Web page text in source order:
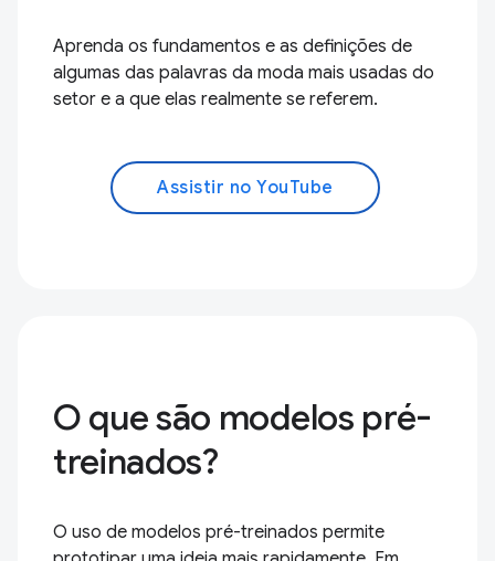
Aprenda os fundamentos e as definições de
algumas das palavras da moda mais usadas do
setor e a que elas realmente se referem.
Assistir no YouTube
O que são modelos pré-
treinados?
O uso de modelos pré-treinados permite